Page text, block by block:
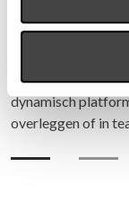
in vormen en
een veelzijdige
staand gebruik
dynamisch
overleggen of in